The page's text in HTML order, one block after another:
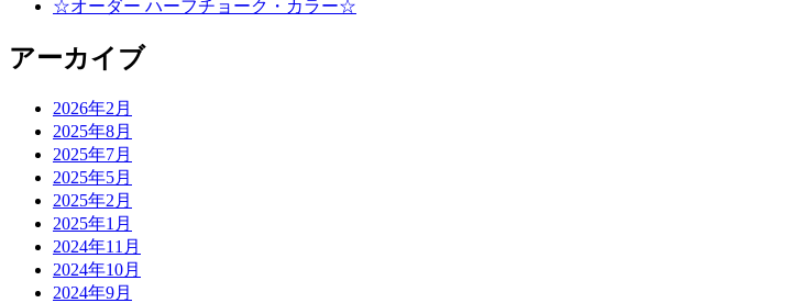
☆オーダー ハーフチョーク・カラー☆
アーカイブ
2026年2月
2025年8月
2025年7月
2025年5月
2025年2月
2025年1月
2024年11月
2024年10月
2024年9月